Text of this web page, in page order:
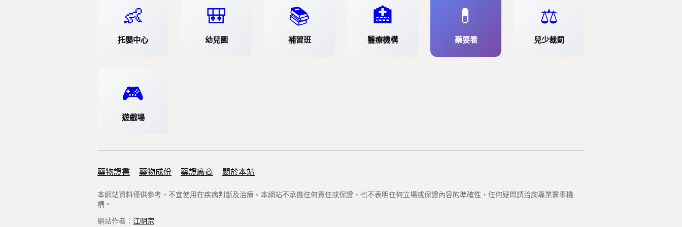
👶
托嬰中心
🎒
幼兒園
📚
補習班
🏥
醫療機構
💊
藥要看
⚖️
兒少裁罰
🎮
遊戲場
Support links
藥物證書 藥物成份 藥證廠商 關於本站
本網站資料僅供參考，不宜使用在疾病判斷及治療。本網站不承擔任何責任或保證、也不表明任何立場或保證內容的準確性，任何疑問請洽詢專業醫事機
構。
網站作者： 江明宗